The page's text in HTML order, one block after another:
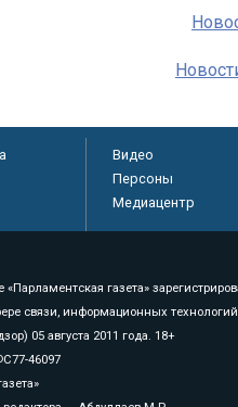
Видео
Персоны
Медиацентр
газета»
связи, информационных
05 августа 2011 года. 18+
46097